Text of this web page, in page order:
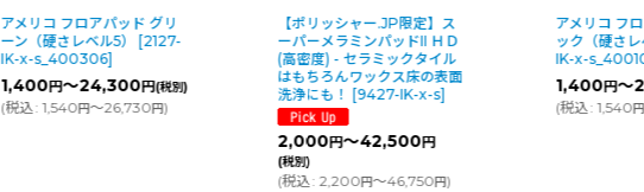
アメリコ フロアパッド グリ
ーン（硬さレベル5）
[2127-
IK-x-s_400306]
1,400円～24,300円(税別)
(税込: 1,540円～26,730円)
【ポリッシャー.JP限定】ス
ーパーメラミンパッドII ＨＤ
(高密度) - セラミックタイル
はもちろんワックス床の表面
洗浄にも！ [9427-IK-x-s]
2,000円～42,500円
(税別)
(税込: 2,200円～46,750円)
アメリコ フ
ック（硬さレ
IK-x-
1,400円～
(税込: 1,540円